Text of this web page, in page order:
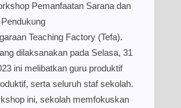
Pemanfaatan Sarana dan
Teaching Factory (Tefa).
dilaksanakan pada Selasa, 31
ini melibatkan guru produktif
serta seluruh staf sekolah.
ini, sekolah memfokuskan